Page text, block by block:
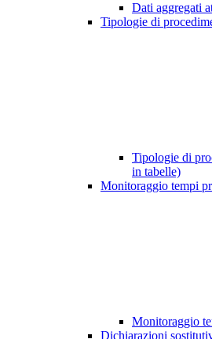
Dati aggregati
Tipologie di
Tipologie di
in tabelle)
Monitoraggio tempi
Monitoraggio
Dichiarazioni